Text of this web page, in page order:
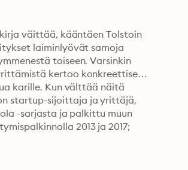
väittää, kääntäen Tolstoin
laiminlyövät samoja
toiseen. Varsinkin
kertoo konkreettisesti
karille. Kun välttää näitä
startup-sijoittaja ja yrittäjä,
-sarjasta ja palkittu muun
2013 ja 2017;